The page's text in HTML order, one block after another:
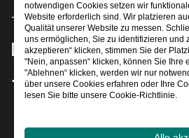
+31 (0)318 64 85 75
Facebook
X LinkedIn
Instagram
YouTube
notwendigen Cookies setzen wir
Website erforderlich sind. Wir platzieren
Qualität unserer Website zu messen.
uns ermöglichen, Sie zu identifizieren und
akzeptieren“ klicken, stimmen Sie der
"Nein, anpassen“ klicken, können Sie
"Ablehnen“ klicken, werden wir nur
über unsere Cookies erfahren oder Ihre
lesen Sie bitte unsere Cookie-Richtlinie.